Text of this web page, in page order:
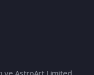
ve AstroArt Limited